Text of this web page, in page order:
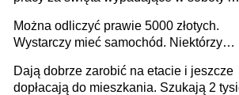
Można odliczyć prawie 5000 złotych.
Wystarczy mieć samochód. Niektórzy
skarbówką
Dają dobrze zarobić na etacie i jeszcze
dopłacają do mieszkania. Szukają 2